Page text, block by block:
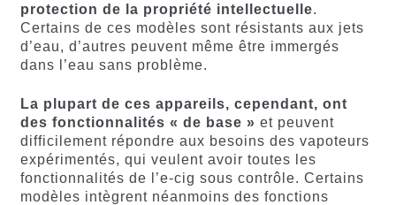
protection de la propriété intellectuelle.
Certains de ces modèles sont résistants aux jets
d’eau, d’autres peuvent même être immergés
dans l’eau sans problème.
La plupart de ces appareils, cependant, ont
des fonctionnalités « de base » et peuvent
difficilement répondre aux besoins des vapoteurs
expérimentés, qui veulent avoir toutes les
fonctionnalités de l’e-cig sous contrôle. Certains
modèles intègrent néanmoins des fonctions